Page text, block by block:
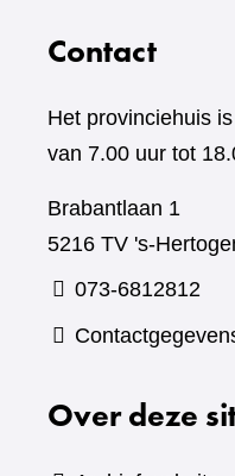
Contact
Het provinciehuis
van 7.00 uur tot
Brabantlaan 1
5216 TV 's-
073-6812812
Over deze